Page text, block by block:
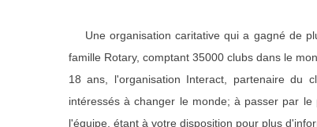
Une organisation caritative qui a gagné de
famille Rotary, comptant 35000 clubs dans le
18 ans, l'organisation Interact, partenaire du
intéressés à changer le monde; à passer par
l'équipe, étant à votre disposition pour plus